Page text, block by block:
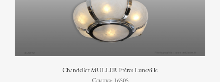
Chandelier MULLER Frères Luneville